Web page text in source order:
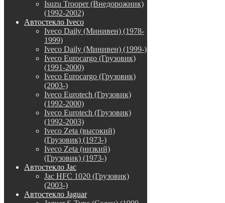
Isuzu Trooper (Внедорожник)
(1992-2002)
Автостекло Iveco
Iveco Daily (Минивен) (1978-
1999)
Iveco Daily (Минивен) (1999-)
Iveco Eurocargo (Грузовик)
(1991-2000)
Iveco Eurocargo (Грузовик)
(2003-)
Iveco Eurotech (Грузовик)
(1992-2000)
Iveco Eurotech (Грузовик)
(1992-2003)
Iveco Zeta (высокий)
(Грузовик) (1973-)
Iveco Zeta (низкий)
(Грузовик) (1973-)
Автостекло Jac
Jac HFC 1020 (Грузовик)
(2003-)
Автостекло Jaguar